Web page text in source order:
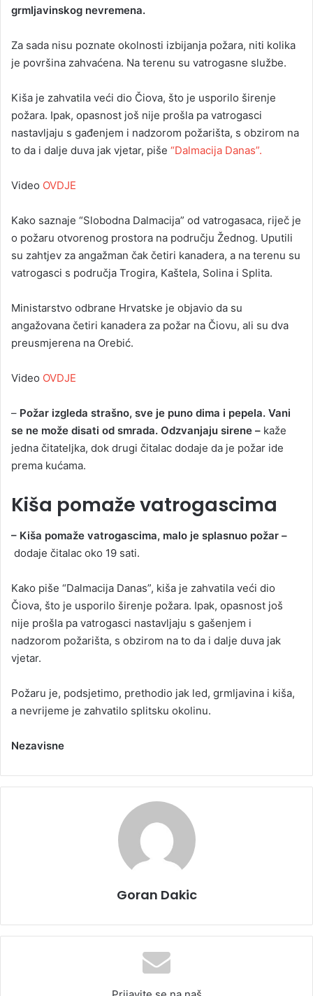
grmljavinskog nevremena.
Za sada nisu poznate okolnosti izbijanja požara, niti kolika
je površina zahvaćena. Na terenu su vatrogasne službe.
Kiša je zahvatila veći dio Čiova, što je usporilo širenje
požara. Ipak, opasnost još nije prošla pa vatrogasci
nastavljaju s gađenjem i nadzorom požarišta, s obzirom na
to da i dalje duva jak vjetar, piše “Dalmacija Danas”.
Video OVDJE
Kako saznaje “Slobodna Dalmacija” od vatrogasaca, riječ je
o požaru otvorenog prostora na području Žednog. Uputili
su zahtjev za angažman čak četiri kanadera, a na terenu su
vatrogasci s područja Trogira, Kaštela, Solina i Splita.
Ministarstvo odbrane Hrvatske je objavio da su
angažovana četiri kanadera za požar na Čiovu, ali su dva
preusmjerena na Orebić.
Video OVDJE
– Požar izgleda strašno, sve je puno dima i pepela. Vani
se ne može disati od smrada. Odzvanjaju sirene – kaže
jedna čitateljka, dok drugi čitalac dodaje da je požar ide
prema kućama.
Kiša pomaže vatrogascima
– Kiša pomaže vatrogascima, malo je splasnuo požar –
dodaje čitalac oko 19 sati.
Kako piše “Dalmacija Danas”, kiša je zahvatila veći dio
Čiova, što je usporilo širenje požara. Ipak, opasnost još
nije prošla pa vatrogasci nastavljaju s gašenjem i
nadzorom požarišta, s obzirom na to da i dalje duva jak
vjetar.
Požaru je, podsjetimo, prethodio jak led, grmljavina i kiša,
a nevrijeme je zahvatilo splitsku okolinu.
Nezavisne
Goran Dakic